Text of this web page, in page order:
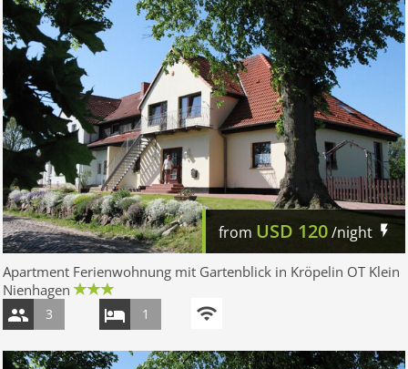
from USD 120/night
Apartment Ferienwohnung mit Gartenblick in Kröpelin OT Klein
Nienhagen
3 1